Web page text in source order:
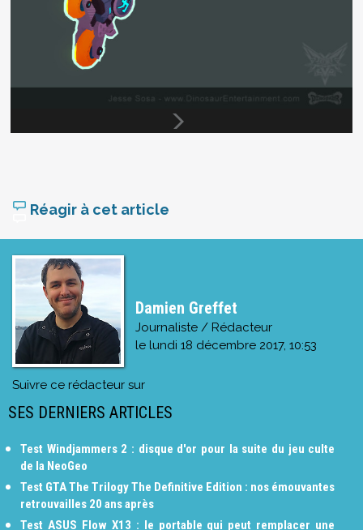
Réagir à cet article
Damien Greffet
Journaliste / Rédacteur
le lundi 18 décembre 2017, 10:53
Suivre ce rédacteur sur
SES DERNIERS ARTICLES
Test Windjammers 2 : disque d'or pour la suite du jeu culte
de la NeoGeo
Test GTA The Trilogy The Definitive Edition : nos émouvantes
retrouvailles 20 ans après
Test ASUS Flow X13 : le portable qui peut remplacer une